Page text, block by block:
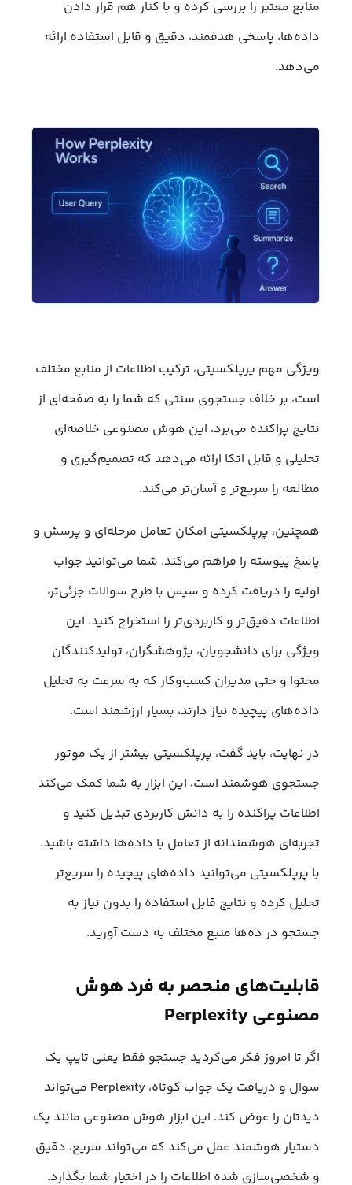
منابع معتبر را بررسی کرده و با کنار هم قرار دادن
داده‌ها، پاسخی هدفمند، دقیق و قابل استفاده ارائه
می‌دهد.
ویژگی مهم پرپلکسیتی، ترکیب اطلاعات از منابع مختلف
است، بر خلاف جستجوی سنتی که شما را به صفحه‌ای از
نتایج پراکنده می‌برد، این هوش مصنوعی خلاصه‌ای
تحلیلی و قابل اتکا ارائه می‌دهد که تصمیم‌گیری و
مطالعه را سریع‌تر و آسان‌تر می‌کند.
همچنین، پرپلکسیتی امکان تعامل مرحله‌ای و پرسش و
پاسخ پیوسته را فراهم می‌کند. شما می‌توانید جواب
اولیه را دریافت کرده و سپس با طرح سوالات جزئی‌تر،
اطلاعات دقیق‌تر و کاربردی‌تر را استخراج کنید. این
ویژگی برای دانشجویان، پژوهشگران، تولیدکنندگان
محتوا و حتی مدیران کسب‌وکار که به سرعت به تحلیل
داده‌های پیچیده نیاز دارند، بسیار ارزشمند است.
در نهایت، باید گفت، پرپلکسیتی بیشتر از یک موتور
جستجوی هوشمند است، این ابزار به شما کمک می‌کند
اطلاعات پراکنده را به دانش کاربردی تبدیل کنید و
تجربه‌ای هوشمندانه از تعامل با داده‌ها داشته باشید.
با پرپلکسیتی می‌توانید داده‌های پیچیده را سریع‌تر
تحلیل کرده و نتایج قابل استفاده را بدون نیاز به
جستجو در ده‌ها منبع مختلف به دست آورید.
قابلیت‌های منحصر به فرد هوش
مصنوعی Perplexity
اگر تا امروز فکر می‌کردید جستجو فقط یعنی تایپ یک
سوال و دریافت یک جواب کوتاه، Perplexity می‌تواند
دیدتان را عوض کند. این ابزار هوش مصنوعی مانند یک
دستیار هوشمند عمل می‌کند که می‌تواند سریع، دقیق
و شخصی‌سازی شده اطلاعات را در اختیار شما بگذارد.